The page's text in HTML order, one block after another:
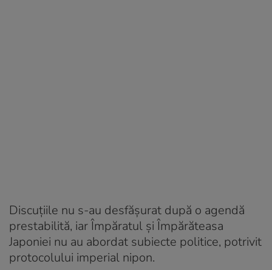
Discuţiile nu s-au desfăşurat după o agendă
prestabilită, iar Împăratul şi Împărăteasa
Japoniei nu au abordat subiecte politice, potrivit
protocolului imperial nipon.